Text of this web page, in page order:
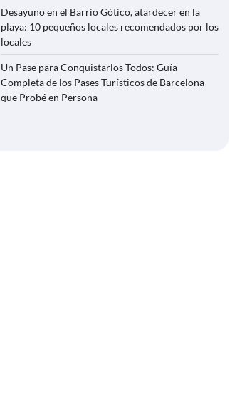
Desayuno en el Barrio Gótico, atardecer en la
playa: 10 pequeños locales recomendados por los
locales
Un Pase para Conquistarlos Todos: Guía
Completa de los Pases Turísticos de Barcelona
que Probé en Persona